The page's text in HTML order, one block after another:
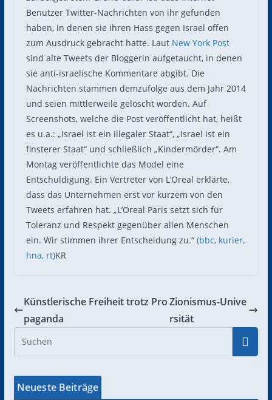
Benutzer Twitter-Nachrichten von ihr gefunden
haben, in denen sie ihren Hass gegen Israel offen
zum Ausdruck gebracht hatte. Laut New York Post
sind alte Tweets der Bloggerin aufgetaucht, in denen
sie anti-israelische Kommentare abgibt. Die
Nachrichten stammen demzufolge aus dem Jahr 2014
und seien mittlerweile gelöscht worden. Auf
Screenshots, welche die Post veröffentlicht hat, heißt
es u.a.: „Israel ist ein illegaler Staat“, „Israel ist ein
finsterer Staat“ und schließlich „Kindermörder“. Am
Montag veröffentlichte das Model eine
Entschuldigung. Ein Vertreter von L’Oreal erklärte,
dass das Unternehmen erst vor kurzem von den
Tweets erfahren hat. „L’Oreal Paris setzt sich für
Toleranz und Respekt gegenüber allen Menschen
ein. Wir stimmen ihrer Entscheidung zu.“ (bbc, kurier,
hna, rt)KR
Künstlerische Freiheit trotz Pro
paganda
Zionismus-Unive
rsität
Neueste Beiträge